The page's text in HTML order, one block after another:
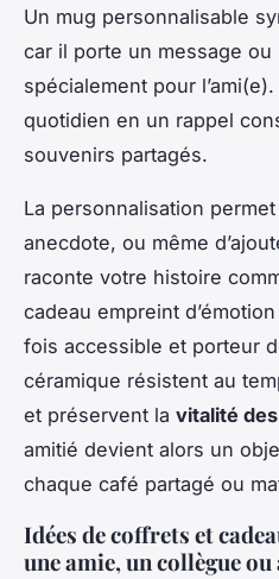
Un mug personnalisable
car il porte un message
spécialement pour
quotidien en un rappel
souvenirs partagés.
La personnalisation
anecdote, ou même
raconte votre histoire
cadeau empreint
fois accessible et porteur
céramique résistent au
et préservent la vitalité
amitié devient alors un
chaque café partagé ou
Idées de coffrets et
une amie, un collègue ou